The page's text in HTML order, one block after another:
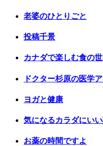
老婆のひとりごと
投稿千景
カナダで楽しむ食の
ドクター杉原の医学
ヨガと健康
気になるカラダにい
お薬の時間ですよ